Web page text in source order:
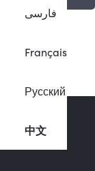
فارسی
Français
Русский
中文